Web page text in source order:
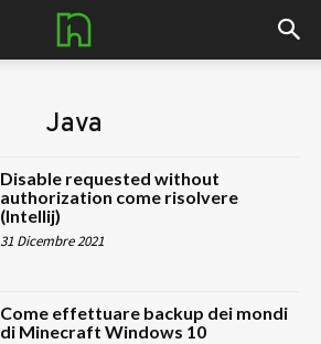
Java
Disable requested without
authorization come risolvere
(Intellij)
31 Dicembre 2021
Come effettuare backup dei mondi
di Minecraft Windows 10